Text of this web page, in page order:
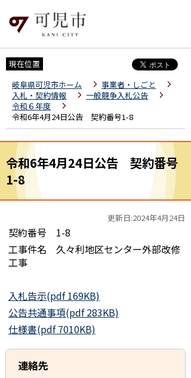
現在位置
岐阜県可児市ホーム
事業者・しごと
入札・契約情報
一般競争入札公告
令和６年度
令和6年4月24日公告 契約番号1-8
令和6年4月24日公告 契約番号
1-8
更新日:2024年4月24日
契約番号 1-8
工事件名 久々利地区センター外部改修
工事
入札告示(pdf 169KB)
公告共通事項(pdf 283KB)
仕様書(pdf 7010KB)
連絡先